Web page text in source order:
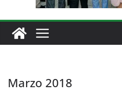
Marzo 2018